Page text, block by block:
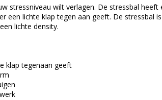
stressniveau wilt verlagen. De stressbal
een lichte klap tegen aan geeft. De stressbal
lichte density.
klap tegenaan geeft